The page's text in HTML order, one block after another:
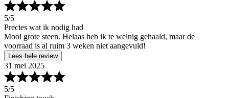
5/5
Precies wat ik nodig had
Mooi grote steen. Helaas heb ik te weinig gehaald, maar de
voorraad is al ruim 3 weken niet aangevuld!
Lees hele review
31 mei 2025
5/5